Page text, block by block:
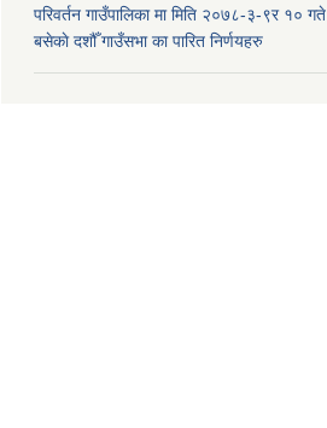
परिवर्तन गाउँपालिका मा मिति २०७८-३-९र १० गते
बसेकाे दशौँ गाउँसभा का पारित निर्णयहरु